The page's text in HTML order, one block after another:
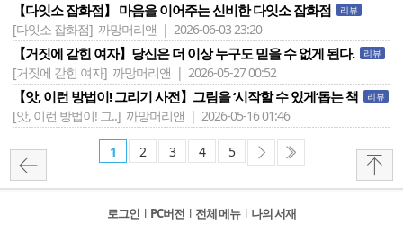
【다잇소 잡화점】 마음을 이어주는 신비한 다잇소 잡화점 리뷰
[다잇소 잡화점] 까망머리앤 | 2026-06-03 23:20
【거짓에 갇힌 여자】당신은 더 이상 누구도 믿을 수 없게 된다. 리뷰
[거짓에 갇힌 여자] 까망머리앤 | 2026-05-27 00:52
【앗, 이런 방법이! 그리기 사전】그림을 ‘시작할 수 있게‘돕는 책 리뷰
[앗, 이런 방법이! 그..] 까망머리앤 | 2026-05-16 01:46
1 2 3 4 5
로그인 l PC버전 l 전체 메뉴 l 나의 서재